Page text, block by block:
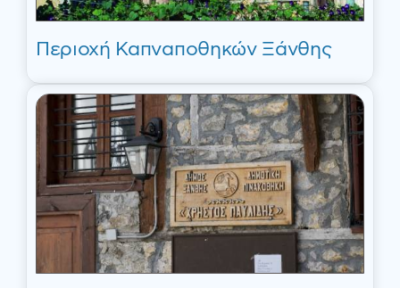
Περιοχή Καπναποθηκών Ξάνθης